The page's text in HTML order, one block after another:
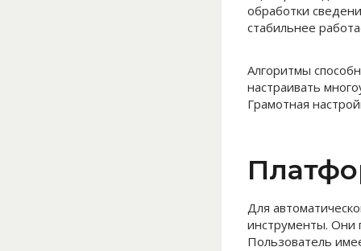
обработки
стабильнее
Алгоритмы
настраивать
Грамотная
Для
инструменты. Они
Пользователь